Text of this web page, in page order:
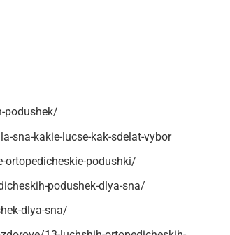
podushek/
sna-kakie-lucse-kak-sdelat-vybor
podushki/
podushek-dlya-sna/
dlya-sna/